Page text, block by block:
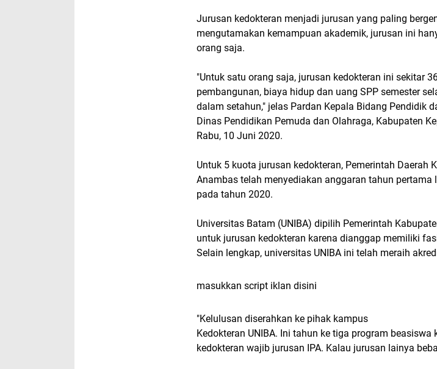
Jurusan kedokteran menjadi jurusan yang paling
mengutamakan kemampuan akademik, jurusan ini
orang saja.
"Untuk satu orang saja, jurusan kedokteran ini sekitar
pembangunan, biaya hidup dan uang SPP semester
dalam setahun," jelas Pardan Kepala Bidang Pendidik
Dinas Pendidikan Pemuda dan Olahraga, Kabupaten
Rabu, 10 Juni 2020.
Untuk 5 kuota jurusan kedokteran, Pemerintah Daerah
Anambas telah menyediakan anggaran tahun pertama
pada tahun 2020.
Universitas Batam (UNIBA) dipilih Pemerintah
untuk jurusan kedokteran karena dianggap memiliki
Selain lengkap, universitas UNIBA ini telah meraih
masukkan script iklan disini
"Kelulusan diserahkan ke pihak kampus
Kedokteran UNIBA. Ini tahun ke tiga program beasiswa
kedokteran wajib jurusan IPA. Kalau jurusan lainya